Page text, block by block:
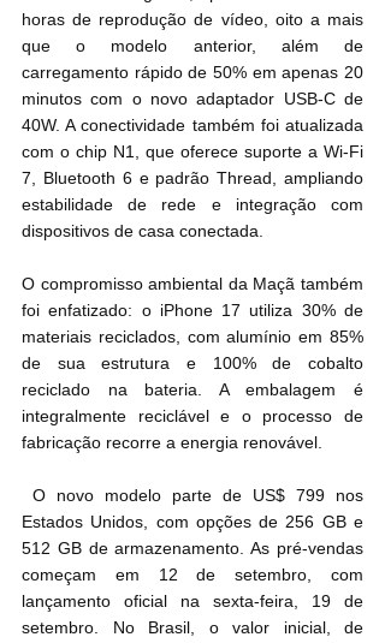
horas de reprodução de vídeo, oito a mais
que o modelo anterior, além de
carregamento rápido de 50% em apenas 20
minutos com o novo adaptador USB-C de
40W. A conectividade também foi atualizada
com o chip N1, que oferece suporte a Wi-Fi
7, Bluetooth 6 e padrão Thread, ampliando
estabilidade de rede e integração com
dispositivos de casa conectada.
O compromisso ambiental da Maçã também
foi enfatizado: o iPhone 17 utiliza 30% de
materiais reciclados, com alumínio em 85%
de sua estrutura e 100% de cobalto
reciclado na bateria. A embalagem é
integralmente reciclável e o processo de
fabricação recorre a energia renovável.
Estados Unidos, com opções de 256 GB e
512 GB de armazenamento. As pré-vendas
começam em 12 de setembro, com
lançamento oficial na sexta-feira, 19 de
setembro. No Brasil, o valor inicial, de